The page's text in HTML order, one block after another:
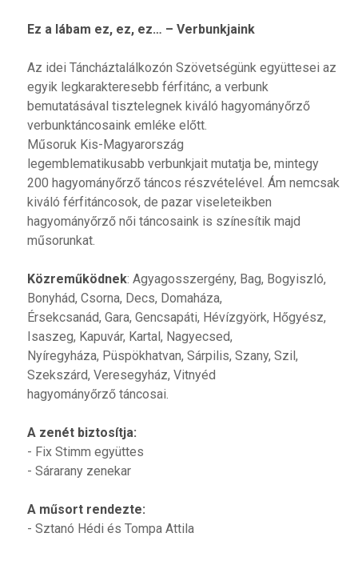
Ez a lábam ez, ez, ez… – Verbunkjaink
Az idei Táncháztalálkozón Szövetségünk együttesei az
egyik legkarakteresebb férfitánc, a verbunk
bemutatásával tisztelegnek kiváló hagyományőrző
verbunktáncosaink emléke előtt.
Műsoruk Kis-Magyarország
legemblematikusabb verbunkjait mutatja be, mintegy
200 hagyományőrző táncos részvételével. Ám nemcsak
kiváló férfitáncosok, de pazar viseleteikben
hagyományőrző női táncosaink is színesítik majd
műsorunkat.
Közreműködnek: Agyagosszergény, Bag, Bogyiszló,
Bonyhád, Csorna, Decs, Domaháza,
Érsekcsanád, Gara, Gencsapáti, Hévízgyörk, Hőgyész,
Isaszeg, Kapuvár, Kartal, Nagyecsed,
Nyíregyháza, Püspökhatvan, Sárpilis, Szany, Szil,
Szekszárd, Veresegyház, Vitnyéd
hagyományőrző táncosai.
A zenét biztosítja:
- Fix Stimm együttes
- Sárarany zenekar
A műsort rendezte:
- Sztanó Hédi és Tompa Attila